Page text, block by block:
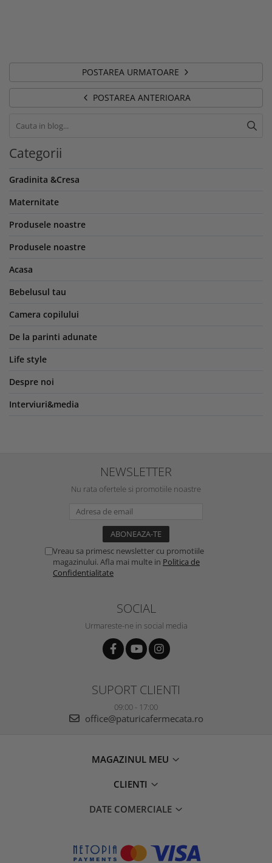
POSTAREA URMATOARE
POSTAREA ANTERIOARA
Categorii
Gradinita &Cresa
Maternitate
Produsele noastre
Produsele noastre
Acasa
Bebelusul tau
Camera copilului
De la parinti adunate
Life style
Despre noi
Interviuri&media
NEWSLETTER
Nu rata ofertele si promotiile noastre
Vreau sa primesc newsletter cu promotiile
magazinului. Afla mai multe in Politica de
Confidentialitate
SOCIAL
Urmareste-ne in social media
SUPORT CLIENTI
09:00 - 17:00
office@paturicafermecata.ro
MAGAZINUL MEU
CLIENTI
DATE COMERCIALE